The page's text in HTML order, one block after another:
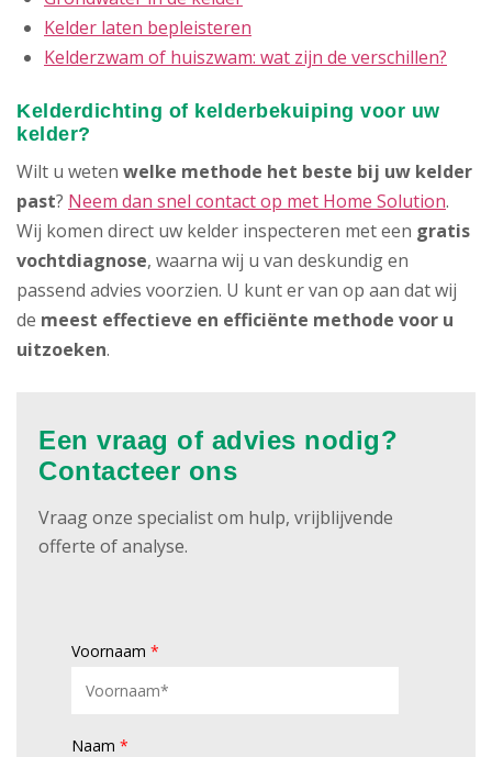
Kelder laten bepleisteren
Kelderzwam of huiszwam: wat zijn de verschillen?
Kelderdichting of kelderbekuiping voor uw
kelder?
Wilt u weten welke methode het beste bij uw kelder
past? Neem dan snel contact op met Home Solution.
Wij komen direct uw kelder inspecteren met een gratis
vochtdiagnose, waarna wij u van deskundig en
passend advies voorzien. U kunt er van op aan dat wij
de meest effectieve en efficiënte methode voor u
uitzoeken.
Een vraag of advies nodig?
Contacteer ons
Vraag onze specialist om hulp, vrijblijvende
offerte of analyse.
Voornaam*
Naam*